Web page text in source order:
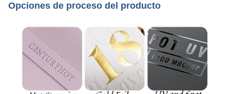
Opciones de proceso del producto